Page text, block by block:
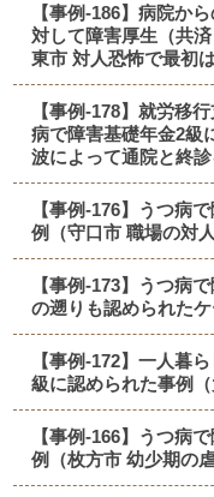
【事例-186】病院か
対して障害厚生（共
東市 対人恐怖で最初
【事例-178】就労移
病で障害基礎年金2級
波によって通院と終診
【事例-176】うつ病
例（守口市 職場の対人
【事例-173】うつ病
の遡りも認められた
【事例-172】一人暮
級に認められた事例
【事例-166】うつ病
例（枚方市 幼少期の虐